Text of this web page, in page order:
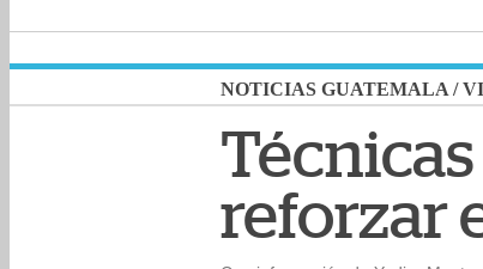
NOTICIAS GUATEMALA /
reforzar